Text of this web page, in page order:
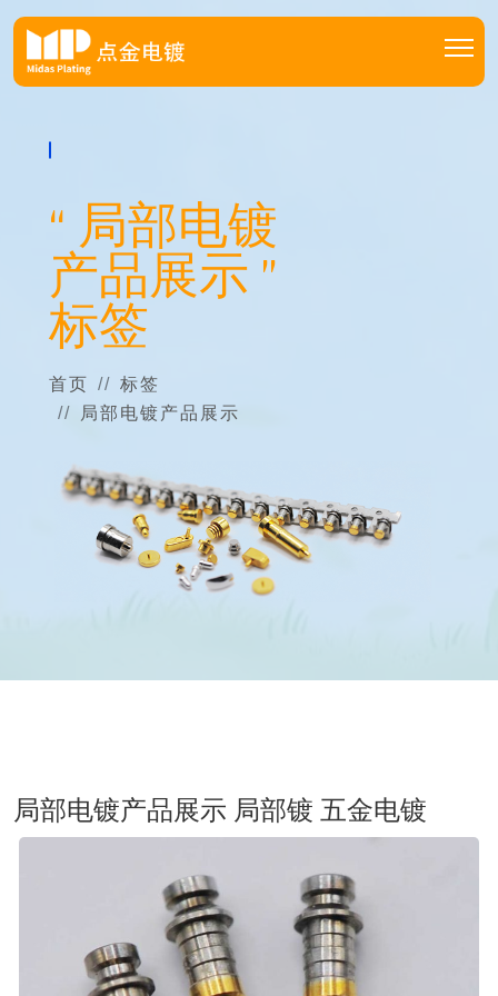
“ 局部电镀
产品展示 ”
标签
首页
标签
局部电镀产品展示
局部电镀产品展示 局部镀 五金电镀